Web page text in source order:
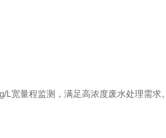
宽量程监测，满足高浓度废水处理需求。